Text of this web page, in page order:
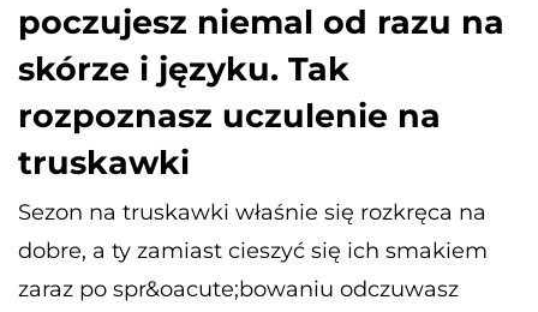
poczujesz niemal od razu na
skórze i języku. Tak
rozpoznasz uczulenie na
truskawki
Sezon na truskawki właśnie się rozkręca na
dobre, a ty zamiast cieszyć się ich smakiem
zaraz po spr&oacute;bowaniu odczuwasz